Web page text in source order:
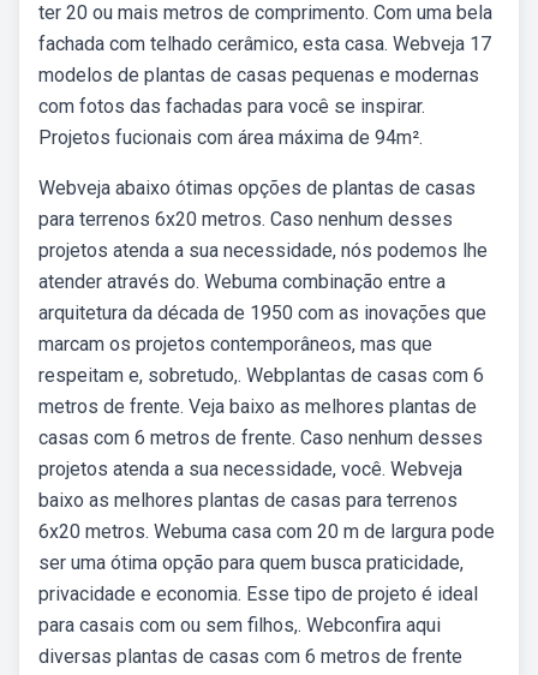
ter 20 ou mais metros de comprimento. Com uma bela
fachada com telhado cerâmico, esta casa. Webveja 17
modelos de plantas de casas pequenas e modernas
com fotos das fachadas para você se inspirar.
Projetos fucionais com área máxima de 94m².
Webveja abaixo ótimas opções de plantas de casas
para terrenos 6x20 metros. Caso nenhum desses
projetos atenda a sua necessidade, nós podemos lhe
atender através do. Webuma combinação entre a
arquitetura da década de 1950 com as inovações que
marcam os projetos contemporâneos, mas que
respeitam e, sobretudo,. Webplantas de casas com 6
metros de frente. Veja baixo as melhores plantas de
casas com 6 metros de frente. Caso nenhum desses
projetos atenda a sua necessidade, você. Webveja
baixo as melhores plantas de casas para terrenos
6x20 metros. Webuma casa com 20 m de largura pode
ser uma ótima opção para quem busca praticidade,
privacidade e economia. Esse tipo de projeto é ideal
para casais com ou sem filhos,. Webconfira aqui
diversas plantas de casas com 6 metros de frente